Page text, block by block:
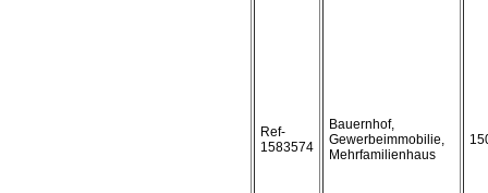
Ref-
1583574
Bauernhof,
Gewerbeimmobilie,
Mehrfamilienhaus